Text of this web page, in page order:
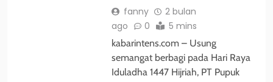
fanny
2 bulan
ago
0 5 mins
kabarintens.com – Usung
semangat berbagi pada Hari Raya
Iduladha 1447 Hijriah, PT Pupuk